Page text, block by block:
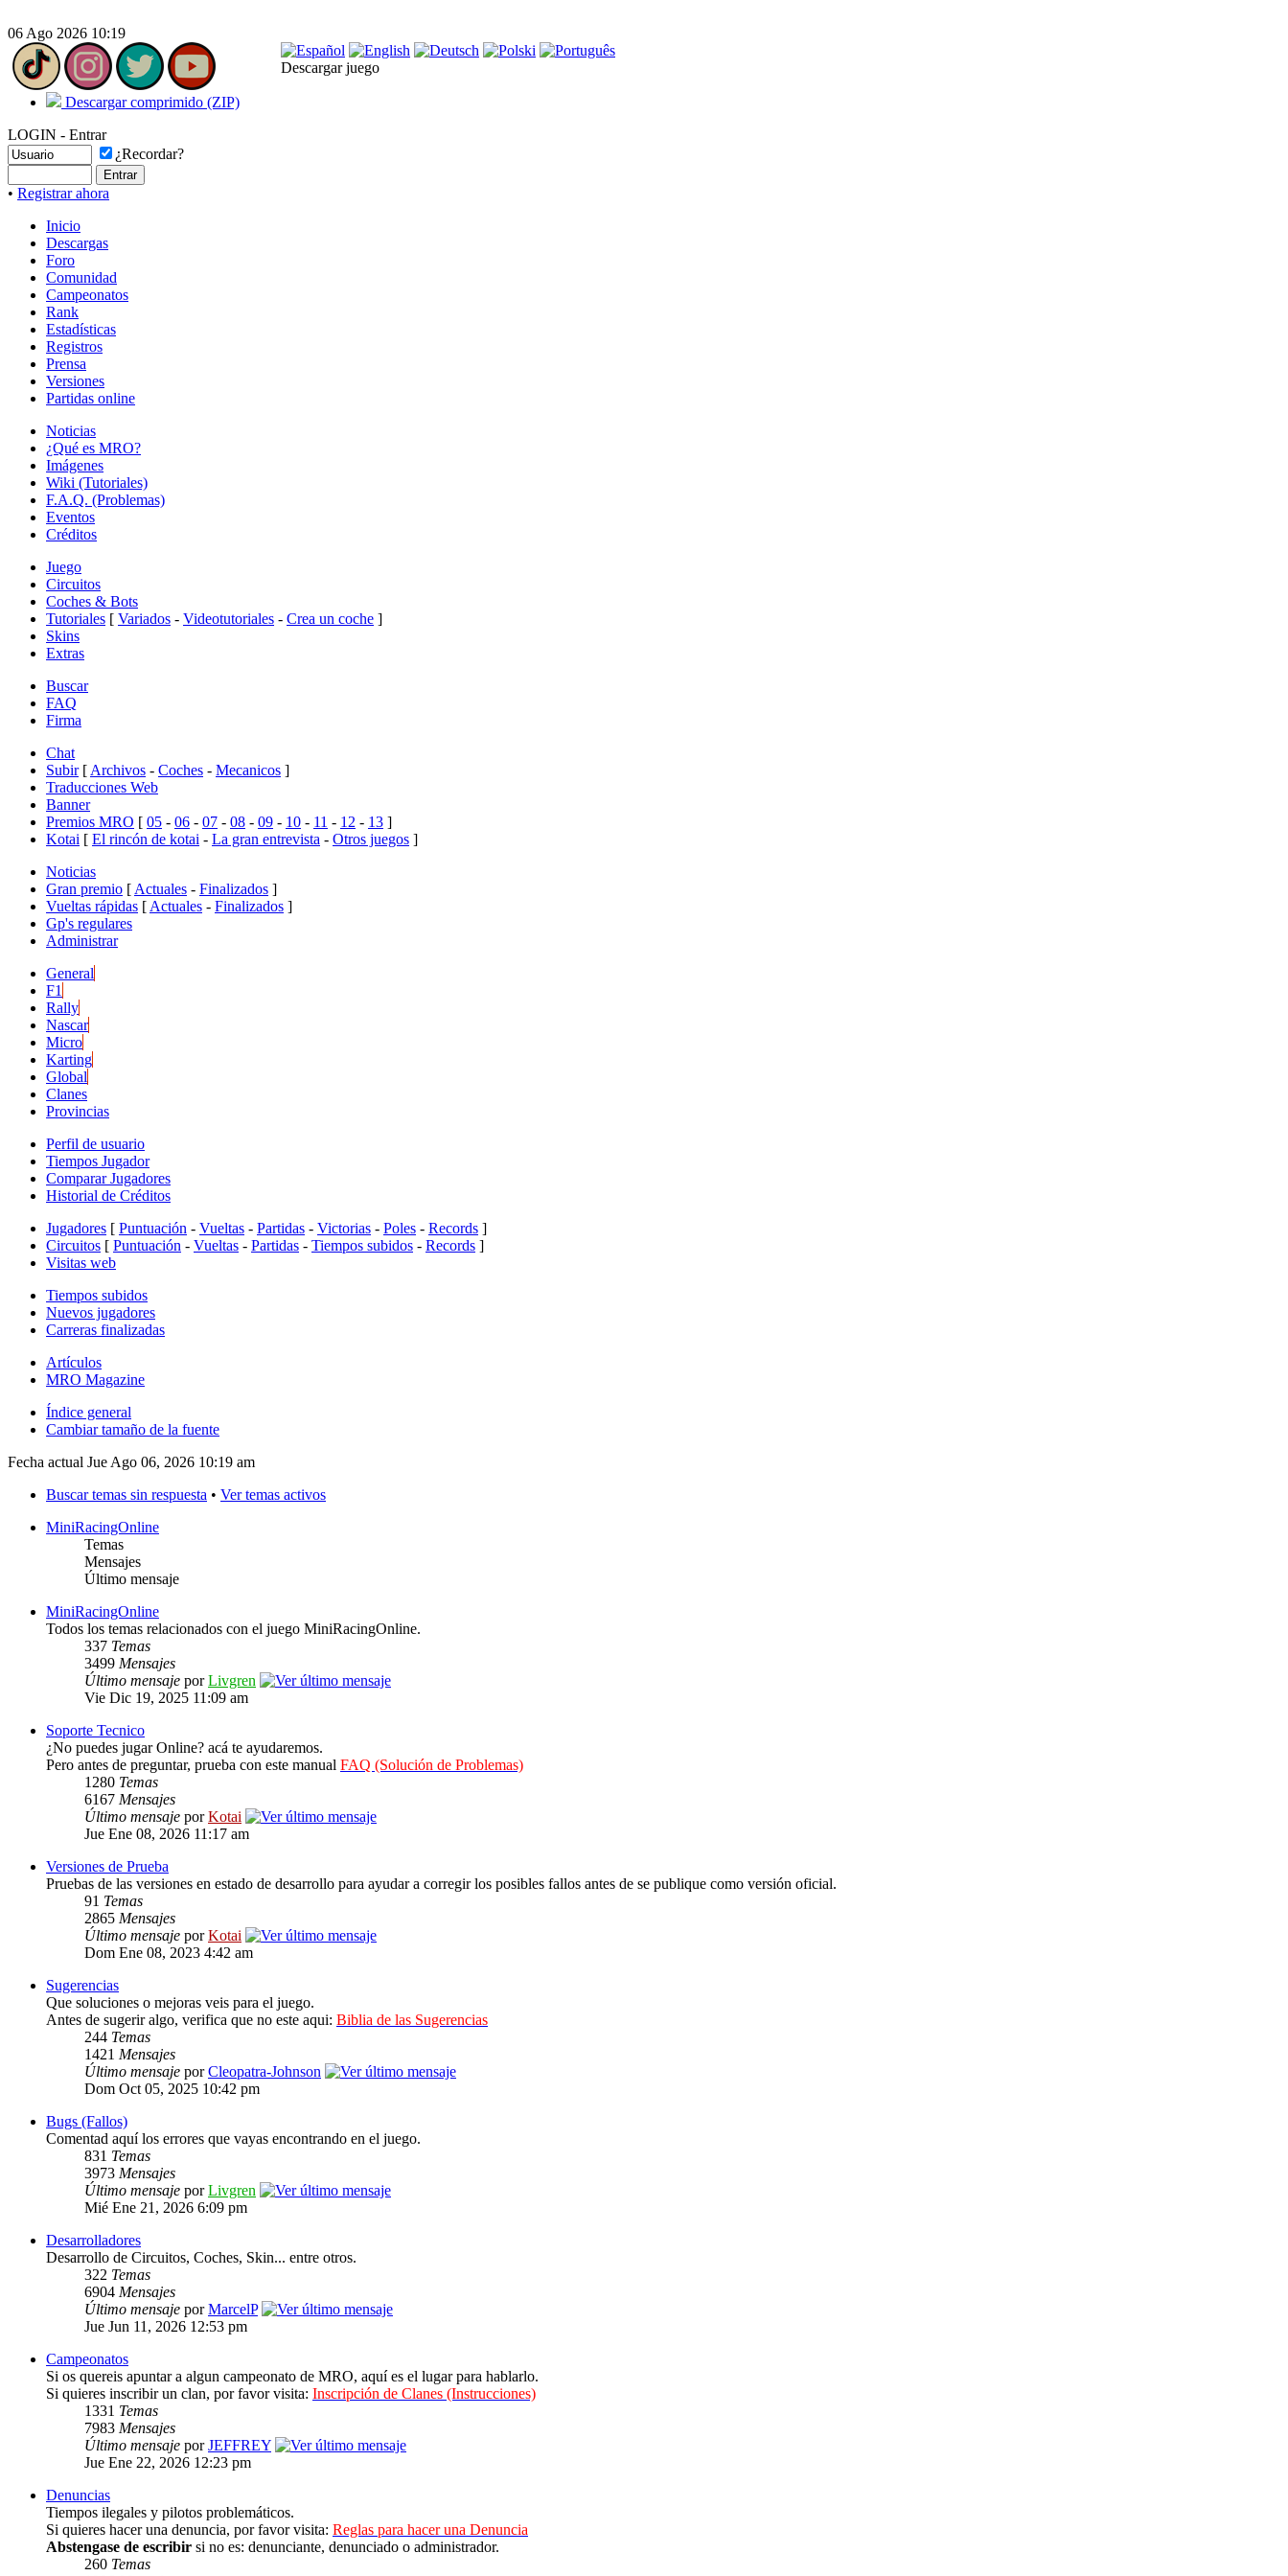
06 Ago 2026 10:19
Descargar juego
Descargar comprimido (ZIP)
LOGIN - Entrar
¿Recordar?
• Registrar ahora
Inicio
Descargas
Foro
Comunidad
Campeonatos
Rank
Estadísticas
Registros
Prensa
Versiones
Partidas online
Noticias
¿Qué es MRO?
Imágenes
Wiki (Tutoriales)
F.A.Q. (Problemas)
Eventos
Créditos
Juego
Circuitos
Coches & Bots
Tutoriales [ Variados - Videotutoriales - Crea un coche ]
Skins
Extras
Buscar
FAQ
Firma
Chat
Subir [ Archivos - Coches - Mecanicos ]
Traducciones Web
Banner
Premios MRO [ 05 - 06 - 07 - 08 - 09 - 10 - 11 - 12 - 13 ]
Kotai [ El rincón de kotai - La gran entrevista - Otros juegos ]
Noticias
Gran premio [ Actuales - Finalizados ]
Vueltas rápidas [ Actuales - Finalizados ]
Gp's regulares
Administrar
General
F1
Rally
Nascar
Micro
Karting
Global
Clanes
Provincias
Perfil de usuario
Tiempos Jugador
Comparar Jugadores
Historial de Créditos
Jugadores [ Puntuación - Vueltas - Partidas - Victorias - Poles - Records ]
Circuitos [ Puntuación - Vueltas - Partidas - Tiempos subidos - Records ]
Visitas web
Tiempos subidos
Nuevos jugadores
Carreras finalizadas
Artículos
MRO Magazine
Índice general
Cambiar tamaño de la fuente
Fecha actual Jue Ago 06, 2026 10:19 am
Buscar temas sin respuesta • Ver temas activos
MiniRacingOnline
Temas
Mensajes
Último mensaje
MiniRacingOnline
Todos los temas relacionados con el juego MiniRacingOnline.
337 Temas
3499 Mensajes
Último mensaje porLivgren
Vie Dic 19, 2025 11:09 am
Soporte Tecnico
¿No puedes jugar Online? acá te ayudaremos.
Pero antes de preguntar, prueba con este manual FAQ (Solución de Problemas)
1280 Temas
6167 Mensajes
Último mensaje porKotai
Jue Ene 08, 2026 11:17 am
Versiones de Prueba
Pruebas de las versiones en estado de desarrollo para ayudar a corregir los posibles fallos antes de se publique como versión oficial.
91 Temas
2865 Mensajes
Último mensaje porKotai
Dom Ene 08, 2023 4:42 am
Sugerencias
Que soluciones o mejoras veis para el juego.
Antes de sugerir algo, verifica que no este aqui: Biblia de las Sugerencias
244 Temas
1421 Mensajes
Último mensaje porCleopatra-Johnson
Dom Oct 05, 2025 10:42 pm
Bugs (Fallos)
Comentad aquí los errores que vayas encontrando en el juego.
831 Temas
3973 Mensajes
Último mensaje porLivgren
Mié Ene 21, 2026 6:09 pm
Desarrolladores
Desarrollo de Circuitos, Coches, Skin... entre otros.
322 Temas
6904 Mensajes
Último mensaje porMarcelP
Jue Jun 11, 2026 12:53 pm
Campeonatos
Si os quereis apuntar a algun campeonato de MRO, aquí es el lugar para hablarlo.
Si quieres inscribir un clan, por favor visita: Inscripción de Clanes (Instrucciones)
1331 Temas
7983 Mensajes
Último mensaje porJEFFREY
Jue Ene 22, 2026 12:23 pm
Denuncias
Tiempos ilegales y pilotos problemáticos.
Si quieres hacer una denuncia, por favor visita: Reglas para hacer una Denuncia
Abstengase de escribir si no es: denunciante, denunciado o administrador.
260 Temas